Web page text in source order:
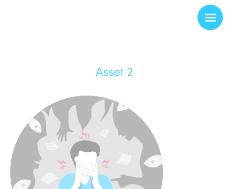
Asset 2